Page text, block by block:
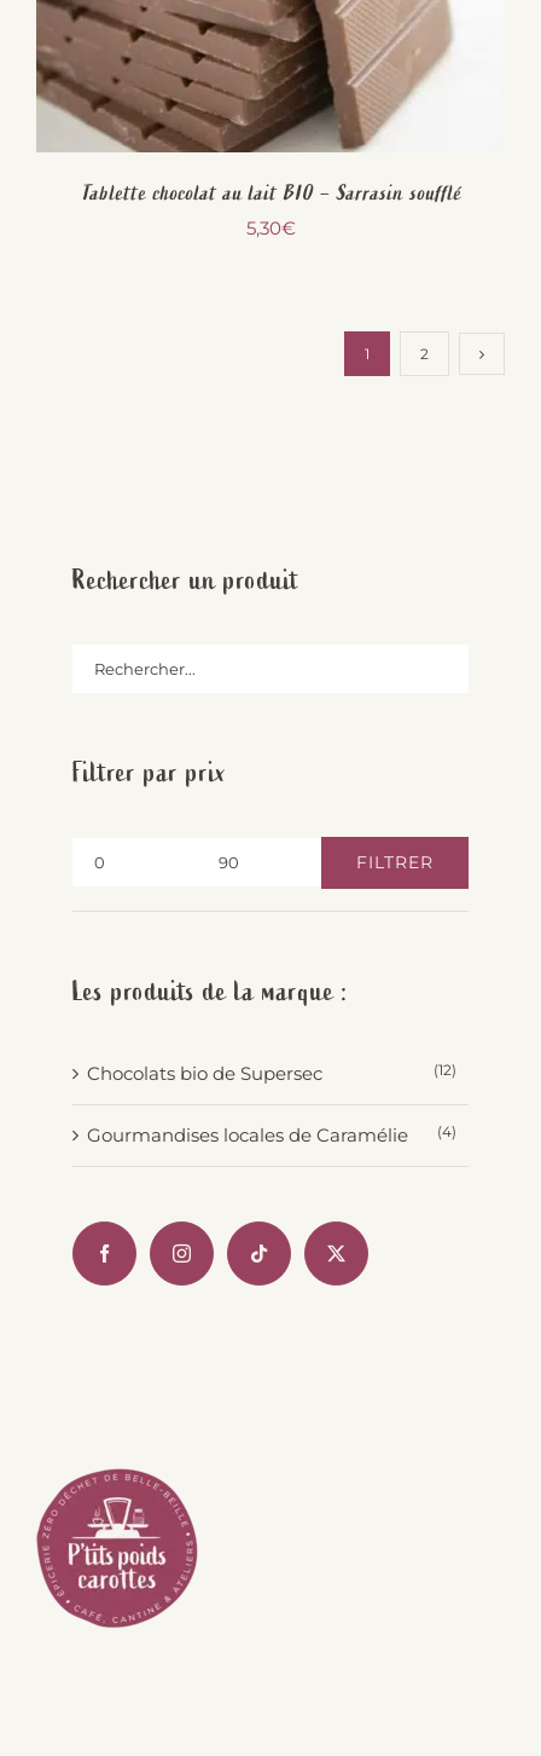
Tablette chocolat au lait BIO – Sarrasin soufflé
5,30€
1 2
Rechercher un produit
Filtrer par prix
min
max
FILTRER
Les produits de la marque :
Chocolats bio de Supersec (12)
Gourmandises locales de Caramélie (4)